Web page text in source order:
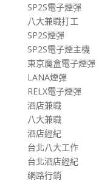
SP2S電子煙彈
八大兼職打工
SP2S煙彈
SP2S電子煙主機
東京魔盒電子煙彈
LANA煙彈
RELX電子煙彈
酒店兼職
八大兼職
酒店經紀
台北八大工作
台北酒店經紀
網路行銷